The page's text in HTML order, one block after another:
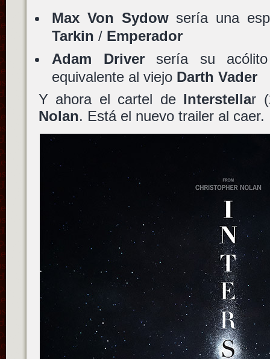
Max Von Sydowsería una
Tarkin / Emperador
Adam Driversería su
equivalente al viejo Darth Vader
Y ahora el cartel de Interstellar
Nolan. Está el nuevo trailer al caer.